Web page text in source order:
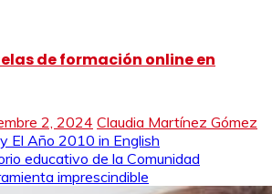
de formación online en
2, 2024 Claudia Martínez Gómez
El Año 2010 in English
educativo de la Comunidad
imprescindible